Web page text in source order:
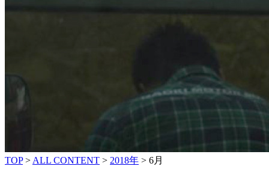
TOP> ALL CONTENT > 2018年 > 6月